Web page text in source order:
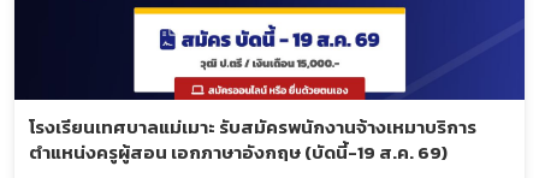
โรงเรียนเทศบาลแม่เมาะ รับสมัครพนักงานจ้างเหมาบริการ
ตำแหน่งครูผู้สอน เอกภาษาอังกฤษ (บัดนี้-19 ส.ค. 69)